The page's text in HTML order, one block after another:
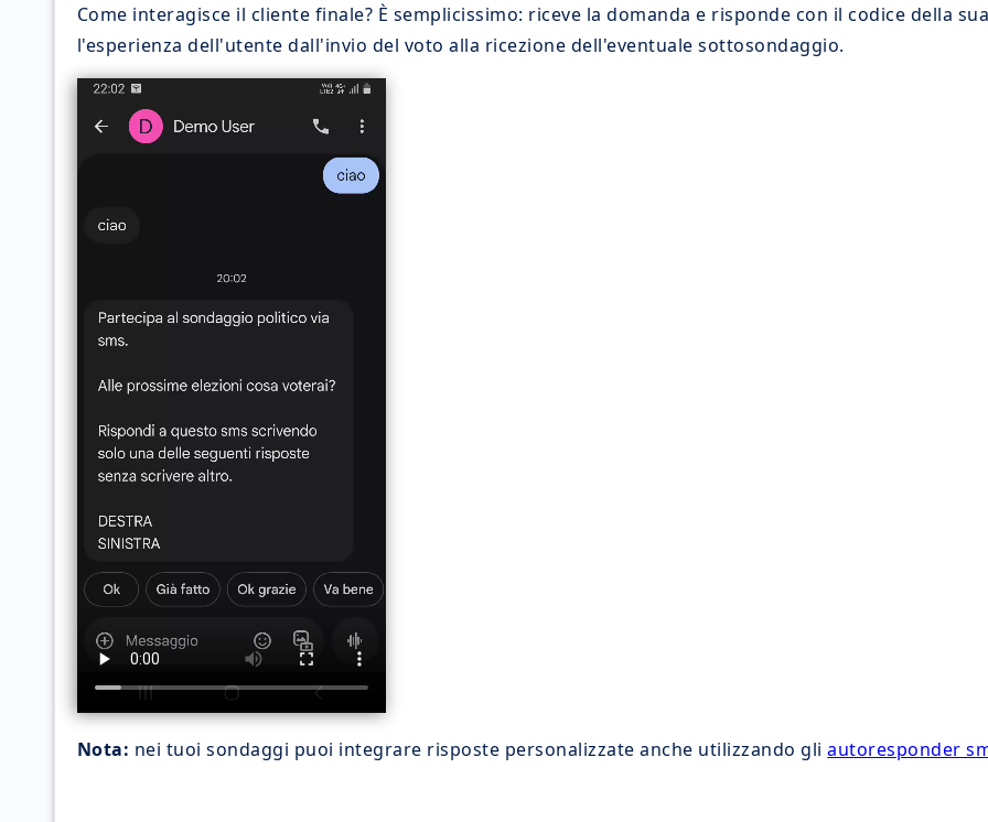
Come interagisce il cliente finale? È semplicissimo: riceve la domanda e risponde con il codice della
l'esperienza dell'utente dall'invio del voto alla ricezione dell'eventuale sottosondaggio.
Nota: nei tuoi sondaggi puoi integrare risposte personalizzate anche utilizzando gliautoresponder